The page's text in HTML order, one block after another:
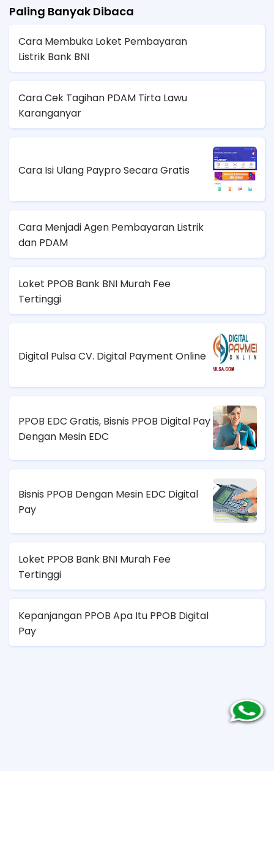
Paling Banyak Dibaca
Cara Membuka Loket Pembayaran
Listrik Bank BNI
Cara Cek Tagihan PDAM Tirta Lawu
Karanganyar
Cara Isi Ulang Paypro Secara Gratis
Cara Menjadi Agen Pembayaran Listrik
dan PDAM
Loket PPOB Bank BNI Murah Fee
Tertinggi
Digital Pulsa CV. Digital Payment Online
PPOB EDC Gratis, Bisnis PPOB Digital Pay
Dengan Mesin EDC
Bisnis PPOB Dengan Mesin EDC Digital
Pay
Loket PPOB Bank BNI Murah Fee
Tertinggi
Kepanjangan PPOB Apa Itu PPOB Digital
Pay